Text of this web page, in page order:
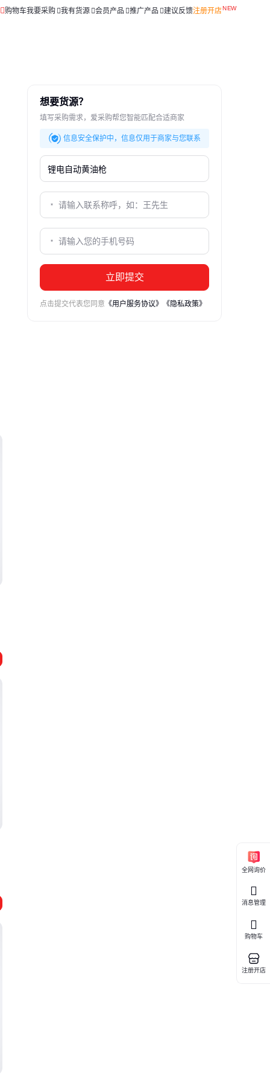
购物车我要采购 我有货源 会员产品 推广产品 建议反馈注册开店
想要货源？
填写采购需求，爱采购帮您智能匹配合适商家
信息安全保护中，信息仅用于商家与您联系
立即提交
点击提交代表您同意 《用户服务协议》 《隐私政策》
全网询价
消息管理
购物车
注册开店